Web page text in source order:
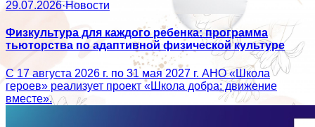
29.07.2026·Новости
Физкультура для каждого ребенка: программа
тьюторства по адаптивной физической культуре
С 17 августа 2026 г. по 31 мая 2027 г. АНО «Школа
героев» реализует проект «Школа добра: движение
вместе».